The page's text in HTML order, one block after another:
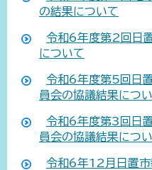
の結果について
令和6年度第2回日
について
令和6年度第5回日
員会の協議結果につ
令和6年度第3回日
員会の協議結果につ
令和6年12月日置市